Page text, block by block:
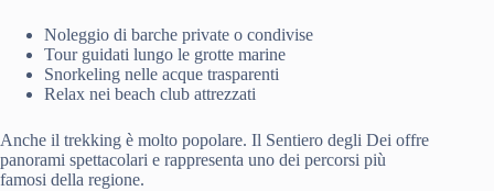
Noleggio di barche private o condivise
Tour guidati lungo le grotte marine
Snorkeling nelle acque trasparenti
Relax nei beach club attrezzati
Anche il trekking è molto popolare. Il Sentiero degli Dei offre
panorami spettacolari e rappresenta uno dei percorsi più
famosi della regione.